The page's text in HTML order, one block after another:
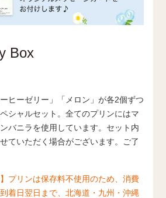
Box
ヒーゼリー」「メロン」が各2個ずつ
シャルセット。全てのプリンにはマ
バニラを使用しています。セット内
ていただく場合がございます。ご了
プリンは保存料不使用のため、消費
着日翌日まで、北海道・九州・沖縄